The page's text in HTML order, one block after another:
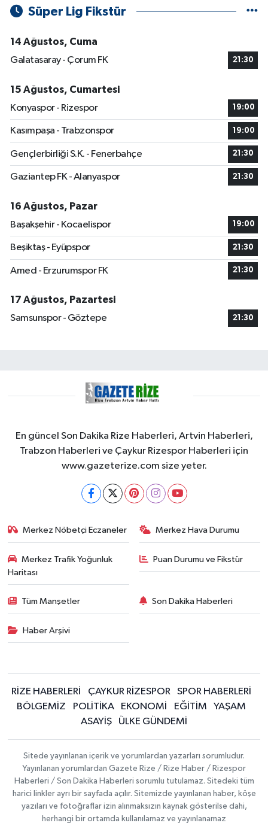
Süper Lig Fikstür
14 Ağustos, Cuma
Galatasaray - Çorum FK
21:30
15 Ağustos, Cumartesi
Konyaspor - Rizespor
19:00
Kasımpaşa - Trabzonspor 19:00
Gençlerbirliği S.K. - Fenerbahçe 21:30
Gaziantep FK - Alanyaspor 21:30
16 Ağustos, Pazar
Başakşehir - Kocaelispor
19:00
Beşiktaş - Eyüpspor 21:30
Amed - Erzurumspor FK 21:30
17 Ağustos, Pazartesi
Samsunspor - Göztepe
21:30
En güncel Son Dakika Rize Haberleri, Artvin Haberleri,
Trabzon Haberleri ve Çaykur Rizespor Haberleri için
www.gazeterize.com size yeter.
Merkez Nöbetçi Eczaneler Merkez Hava Durumu
Merkez Trafik Yoğunluk
Haritası
Puan Durumu ve Fikstür
Tüm Manşetler Son Dakika Haberleri
Haber Arşivi
RİZE HABERLERİ ÇAYKUR RİZESPOR
SPOR HABERLERİ
BÖLGEMİZ
POLİTİKA EKONOMİ EĞİTİM
YAŞAM
ASAYİŞ
ÜLKE GÜNDEMİ
Sitede yayınlanan içerik ve yorumlardan yazarları sorumludur.
Yayınlanan yorumlardan Gazete Rize / Rize Haber / Rizespor
Haberleri / Son Dakika Haberleri sorumlu tutulamaz. Sitedeki tüm
harici linkler ayrı bir sayfada açılır. Sitemizde yayınlanan haber, köşe
yazıları ve fotoğraflar izin alınmaksızın kaynak gösterilse dahi,
herhangi bir ortamda kullanılamaz ve yayınlanamaz